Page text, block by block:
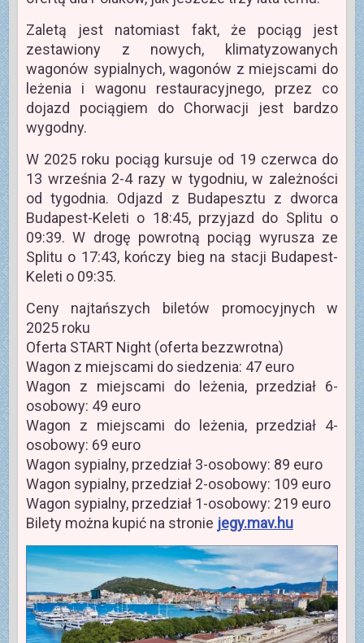
Zaletą jest natomiast fakt, że pociąg jest
zestawiony z nowych, klimatyzowanych
wagonów sypialnych, wagonów z miejscami do
leżenia i wagonu restauracyjnego, przez co
dojazd pociągiem do Chorwacji jest bardzo
wygodny.
W 2025 roku pociąg kursuje od 19 czerwca do
13 września 2-4 razy w tygodniu, w zależności
od tygodnia. Odjazd z Budapesztu z dworca
Budapest-Keleti o 18:45, przyjazd do Splitu o
09:39. W drogę powrotną pociąg wyrusza ze
Splitu o 17:43, kończy bieg na stacji Budapest-
Keleti o 09:35.
Ceny najtańszych biletów promocyjnych w
2025 roku
Oferta START Night (oferta bezzwrotna)
Wagon z miejscami do siedzenia: 47 euro
Wagon z miejscami do leżenia, przedział 6-
osobowy: 49 euro
Wagon z miejscami do leżenia, przedział 4-
osobowy: 69 euro
Wagon sypialny, przedział 3-osobowy: 89 euro
Wagon sypialny, przedział 2-osobowy: 109 euro
Wagon sypialny, przedział 1-osobowy: 219 euro
Bilety można kupić na stronie jegy.mav.hu